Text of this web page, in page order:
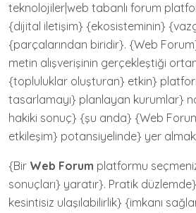
teknolojiler|web tabanlı forum
{dijital iletişim} {ekosisteminin}
{parçalarından biridir}. {Web
metin alışverişinin gerçekleştiği
{topluluklar oluşturan} etkin}
tasarlamayı} planlayan kurumlar}
hakiki sonuç} {şu anda} {Web
etkileşim} potansiyelinde} yer
{Bir Web Forum platformu
sonuçları} yaratır}. Pratik
kesintisiz ulaşılabilirlik} {imkanı